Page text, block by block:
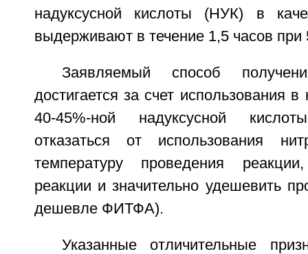
надуксусной кислоты (НУК) в
выдерживают в течение 1,5 часов при
Заявляемый способ
достигается за счет использования в
40-45%-ной надуксусной
отказаться от использования
температуру проведения
реакции и значительно удешевить
дешевле ФИТФА).
Указанные отличительные